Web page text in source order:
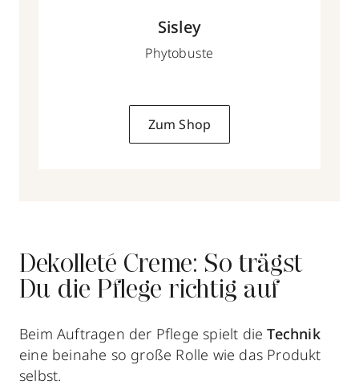
Sisley
Phytobuste
Zum Shop
Dekolleté Creme: So trägst
Du die Pflege richtig auf
Beim Auftragen der Pflege spielt dieTechnik
eine beinahe so große Rolle wie das Produkt
selbst.